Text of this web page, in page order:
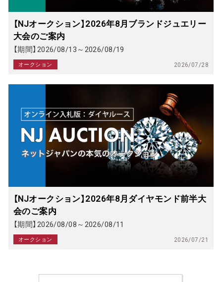
【NJオークション】2026年8月ブランドジュエリー
大会のご案内
【期間】2026/08/13～2026/08/19
オークション 2026/07/28
【NJオークション】2026年8月ダイヤモンド前半大
会のご案内
【期間】2026/08/08～2026/08/11
オークション 2026/07/21